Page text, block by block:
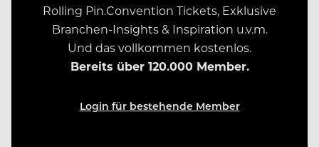
Rolling Pin.Convention Tickets, Exklusive
Branchen-Insights & Inspiration u.v.m.
Und das vollkommen kostenlos.
Bereits über 120.000 Member.
Login für bestehende Member